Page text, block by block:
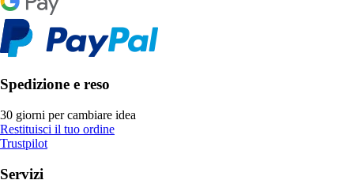
Spedizione e reso
30 giorni per cambiare idea
Restituisci il tuo ordine
Trustpilot
Servizi